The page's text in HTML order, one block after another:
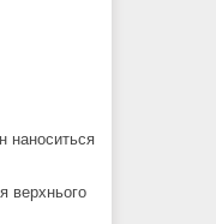
наноситься
верхнього